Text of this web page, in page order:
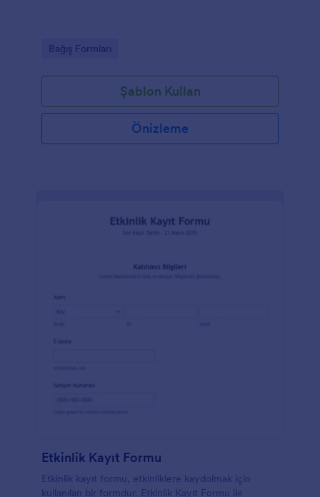
Go to Category:
Bağış Formları
Şablon Kullan
Önizleme
Etkinlik Kayıt Formu
Etkinlik kayıt formu, etkinliklere kaydolmak için
kullanılan bir formdur. Etkinlik Kayıt Formu ile